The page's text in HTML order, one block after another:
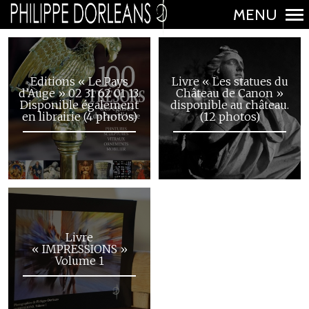
N
v
i
g
a
t
i
o
n
p
r
i
MENU
Editions « Le Pays
d’Auge » 02 31 62 01 13.
Disponible également
en librairie (4 photos)
Livre « Les statues du
Château de Canon »
disponible au château.
(12 photos)
Livre
« IMPRESSIONS »
Volume 1